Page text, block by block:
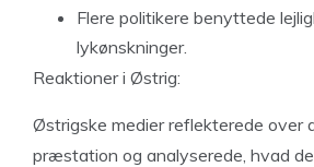
Flere politikere benyttede
lykønskninger.
Reaktioner i Østrig:
Østrigske medier reflekterede over
præstation og analyserede, hvad